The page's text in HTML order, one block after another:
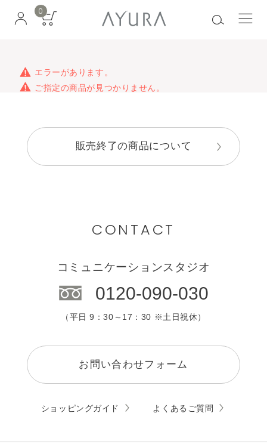
0
エラーがあります。
ご指定の商品が見つかりません。
販売終了の商品について
CONTACT
コミュニケーションスタジオ
0120-090-030
（平日 9：30～17：30 ※土日祝休）
お問い合わせフォーム
ショッピングガイド よくあるご質問